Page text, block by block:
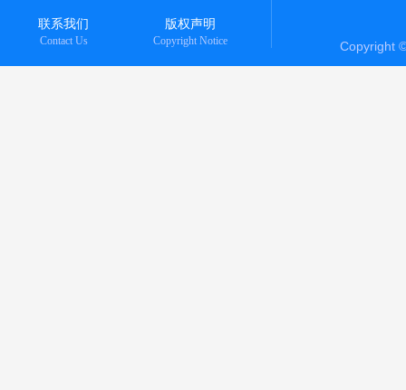
联系我们
Contact Us
版权声明
Copyright Notice Copyright